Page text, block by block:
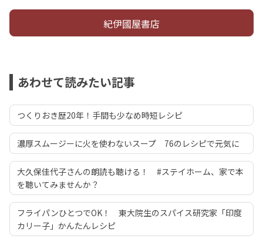
紀伊國屋書店
あわせて読みたい記事
つくりおき歴20年！手間も少なめ時短レシピ
濃厚スムージーに火を使わないスープ 76のレシピで元気に
大久保佳代子さんの朗読も聴ける！ #ステイホーム、家で本
を聴いてみませんか？
フライパンひとつでOK！ 東大院生のスパイス研究家「印度
カリー子」かんたんレシピ